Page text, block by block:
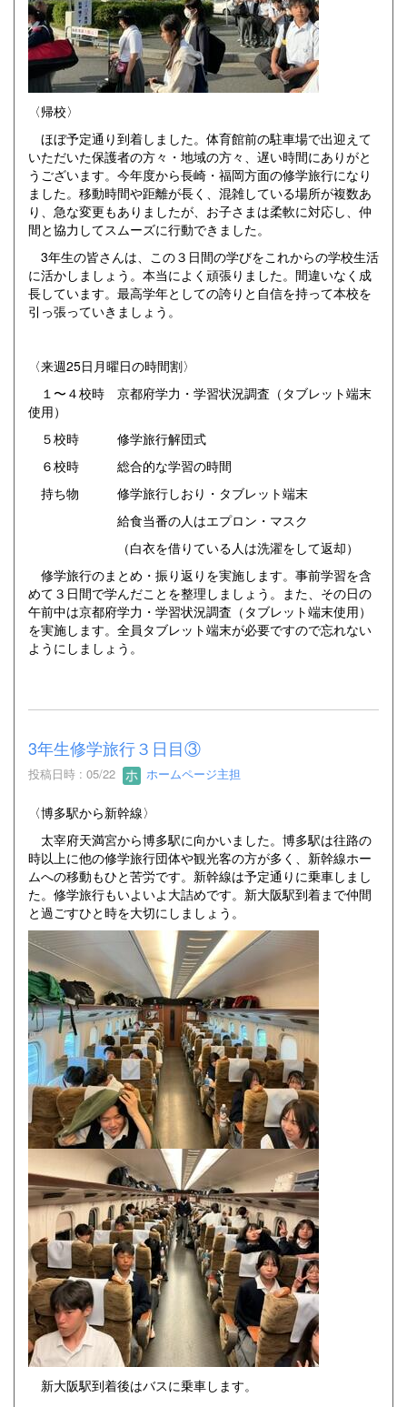
〈帰校〉
ほぼ予定通り到着しました。体育館前の駐車場で出迎えて
いただいた保護者の方々・地域の方々、遅い時間にありがと
うございます。今年度から長崎・福岡方面の修学旅行になり
ました。移動時間や距離が長く、混雑している場所が複数あ
り、急な変更もありましたが、お子さまは柔軟に対応し、仲
間と協力してスムーズに行動できました。
3年生の皆さんは、この３日間の学びをこれからの学校生活
に活かしましょう。本当によく頑張りました。間違いなく成
長しています。最高学年としての誇りと自信を持って本校を
引っ張っていきましょう。
〈来週25日月曜日の時間割〉
１〜４校時 京都府学力・学習状況調査（タブレット端末
使用）
５校時 修学旅行解団式
６校時 総合的な学習の時間
持ち物 修学旅行しおり・タブレット端末
給食当番の人はエプロン・マスク
（白衣を借りている人は洗濯をして返却）
修学旅行のまとめ・振り返りを実施します。事前学習を含
めて３日間で学んだことを整理しましょう。また、その日の
午前中は京都府学力・学習状況調査（タブレット端末使用）
を実施します。全員タブレット端末が必要ですので忘れない
ようにしましょう。
3年生修学旅行３日目③
投稿日時 : 05/22 ホームページ主担
〈博多駅から新幹線〉
太宰府天満宮から博多駅に向かいました。博多駅は往路の
時以上に他の修学旅行団体や観光客の方が多く、新幹線ホー
ムへの移動もひと苦労です。新幹線は予定通りに乗車しまし
た。修学旅行もいよいよ大詰めです。新大阪駅到着まで仲間
と過ごすひと時を大切にしましょう。
新大阪駅到着後はバスに乗車します。